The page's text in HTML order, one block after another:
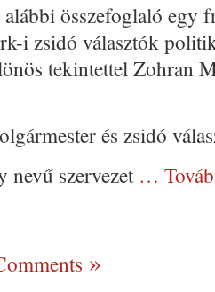
összefoglaló egy
i zsidó választók
tekintettel Zohran
és zsidó
szervezet …